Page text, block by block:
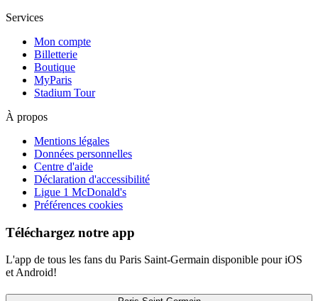
Services
Mon compte
Billetterie
Boutique
MyParis
Stadium Tour
À propos
Mentions légales
Données personnelles
Centre d'aide
Déclaration d'accessibilité
Ligue 1 McDonald's
Préférences cookies
Téléchargez notre app
L'app de tous les fans du Paris Saint-Germain disponible pour iOS
et Android!